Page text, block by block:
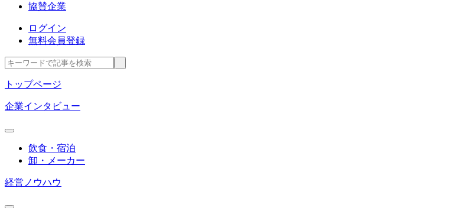
協賛企業
ログイン
無料会員登録
トップページ
企業インタビュー
飲食・宿泊
卸・メーカー
経営ノウハウ